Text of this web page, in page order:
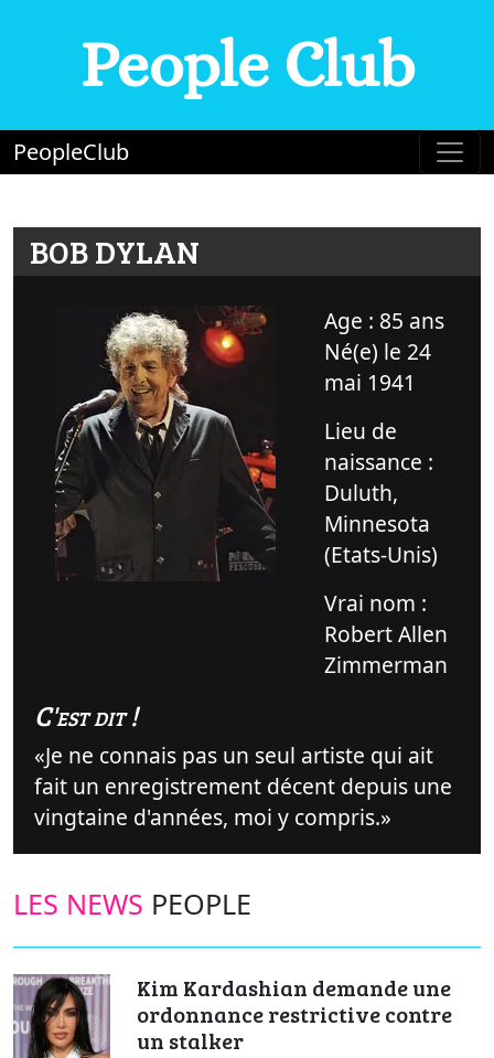
People Club
PeopleClub
BOB DYLAN
Age : 85 ans
Né(e) le 24
mai 1941
Lieu de
naissance :
Duluth,
Minnesota
(Etats-Unis)
Vrai nom :
Robert Allen
Zimmerman
C'est dit !
Je ne connais pas un seul artiste qui ait
fait un enregistrement décent depuis une
vingtaine d'années, moi y compris.
LES NEWS PEOPLE
Kim Kardashian demande une
ordonnance restrictive contre
un stalker